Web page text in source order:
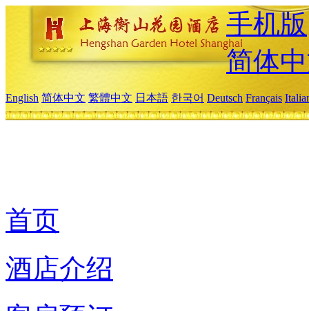
手机版
简体
English 简体中文 繁體中文 日本語 한국어 Deutsch Français
首页
酒店介绍